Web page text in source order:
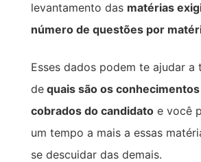
levantamento das matérias
número de questões por
Esses dados podem te ajudar a
dequais são os
cobrados do candidatoe você
um tempo a mais a essas
se descuidar das demais.